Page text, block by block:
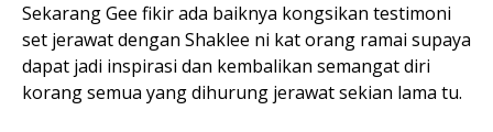
Sekarang Gee fikir ada baiknya kongsikan testimoni
set jerawat dengan Shaklee ni kat orang ramai supaya
dapat jadi inspirasi dan kembalikan semangat diri
korang semua yang dihurung jerawat sekian lama tu.